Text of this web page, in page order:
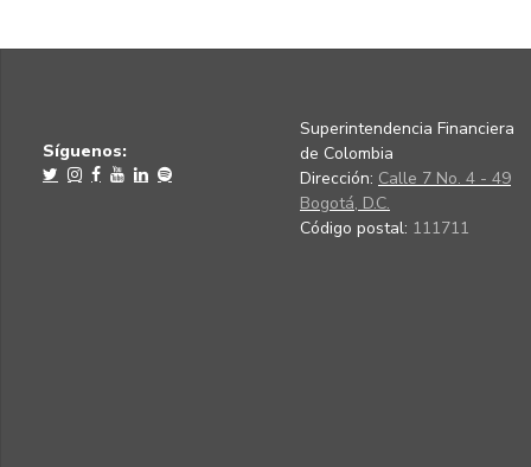
Síguenos:
Superintendencia Financiera
de Colombia
Dirección: Calle 7 No. 4 - 49
Bogotá, D.C.
Código postal: 111711